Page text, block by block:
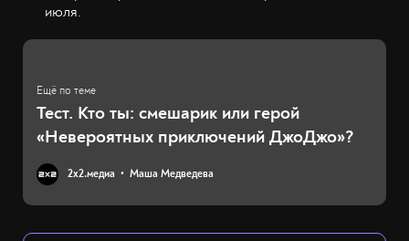
июля.
Тест. Кто ты: смешарик или герой
«Невероятных приключений ДжоДжо»?
2х2.медиа Маша Медведева